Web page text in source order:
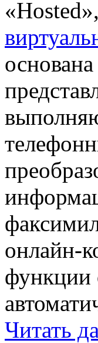
онлайн-
функции
Читать